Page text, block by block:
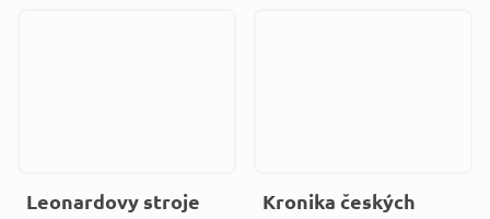
Leonardovy stroje
Kronika českých